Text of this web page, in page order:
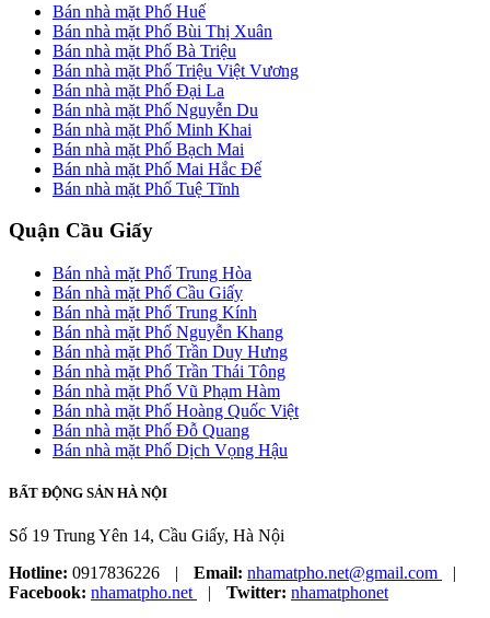
Bán nhà mặt Phố Huế
Bán nhà mặt Phố Bùi Thị Xuân
Bán nhà mặt Phố Bà Triệu
Bán nhà mặt Phố Triệu Việt Vương
Bán nhà mặt Phố Đại La
Bán nhà mặt Phố Nguyễn Du
Bán nhà mặt Phố Minh Khai
Bán nhà mặt Phố Bạch Mai
Bán nhà mặt Phố Mai Hắc Đế
Bán nhà mặt Phố Tuệ Tĩnh
Quận Cầu Giấy
Bán nhà mặt Phố Trung Hòa
Bán nhà mặt Phố Cầu Giấy
Bán nhà mặt Phố Trung Kính
Bán nhà mặt Phố Nguyễn Khang
Bán nhà mặt Phố Trần Duy Hưng
Bán nhà mặt Phố Trần Thái Tông
Bán nhà mặt Phố Vũ Phạm Hàm
Bán nhà mặt Phố Hoàng Quốc Việt
Bán nhà mặt Phố Đỗ Quang
Bán nhà mặt Phố Dịch Vọng Hậu
BẤT ĐỘNG SẢN HÀ NỘI
Số 19 Trung Yên 14, Cầu Giấy, Hà Nội
Hotline: 0917836226 Email: nhamatpho.net@gmail.com
Facebook: nhamatpho.net Twitter: nhamatphonet